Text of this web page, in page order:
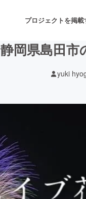
プロジェクトを掲
ゲーム・サービス開発
書籍・雑誌出版
岡県島田
yuki